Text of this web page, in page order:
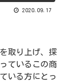
2020.09.17
取り上げ、探
ているこの商
いる方にとっ